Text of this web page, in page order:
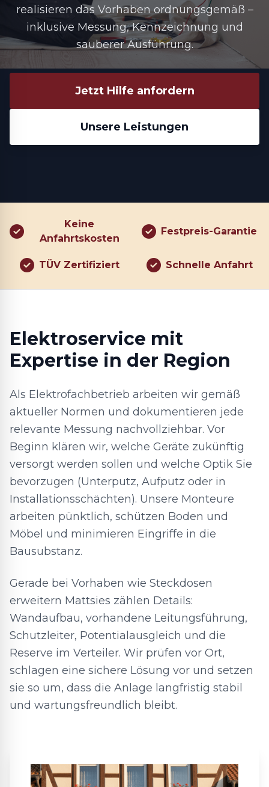
realisieren das Vorhaben ordnungsgemäß –
inklusive Messung, Kennzeichnung und
sauberer Ausführung.
Jetzt Hilfe anfordern
Unsere Leistungen
Keine
Anfahrtskosten
Festpreis-Garantie
TÜV Zertifiziert Schnelle Anfahrt
Elektroservice mit
Expertise in der Region
Als Elektrofachbetrieb arbeiten wir gemäß
aktueller Normen und dokumentieren jede
relevante Messung nachvollziehbar. Vor
Beginn klären wir, welche Geräte zukünftig
versorgt werden sollen und welche Optik Sie
bevorzugen (Unterputz, Aufputz oder in
Installationsschächten). Unsere Monteure
arbeiten pünktlich, schützen Boden und
Möbel und minimieren Eingriffe in die
Bausubstanz.
Gerade bei Vorhaben wie Steckdosen
erweitern Mattsies zählen Details:
Wandaufbau, vorhandene Leitungsführung,
Schutzleiter, Potentialausgleich und die
Reserve im Verteiler. Wir prüfen vor Ort,
schlagen eine sichere Lösung vor und setzen
sie so um, dass die Anlage langfristig stabil
und wartungsfreundlich bleibt.